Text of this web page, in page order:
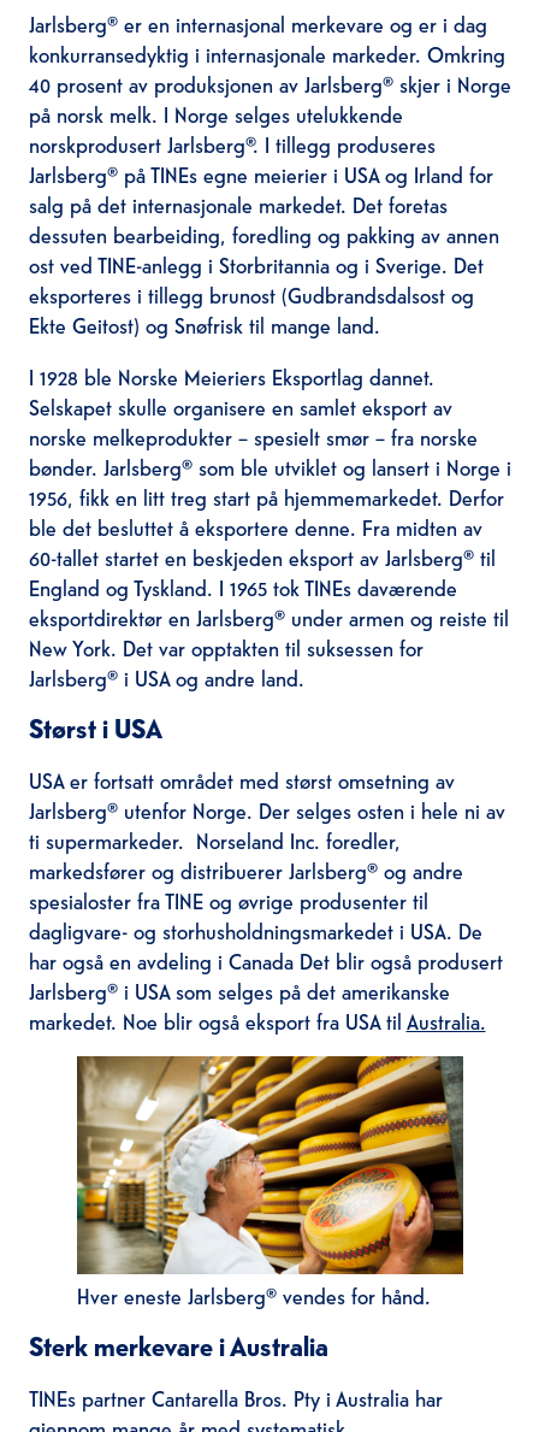
Jarlsberg® er en internasjonal merkevare og er i dag
konkurransedyktig i internasjonale markeder. Omkring
40 prosent av produksjonen av Jarlsberg® skjer i Norge
på norsk melk. I Norge selges utelukkende
norskprodusert Jarlsberg®. I tillegg produseres
Jarlsberg® på TINEs egne meierier i USA og Irland for
salg på det internasjonale markedet. Det foretas
dessuten bearbeiding, foredling og pakking av annen
ost ved TINE-anlegg i Storbritannia og i Sverige. Det
eksporteres i tillegg brunost (Gudbrandsdalsost og
Ekte Geitost) og Snøfrisk til mange land.
I 1928 ble Norske Meieriers Eksportlag dannet.
Selskapet skulle organisere en samlet eksport av
norske melkeprodukter – spesielt smør – fra norske
bønder. Jarlsberg® som ble utviklet og lansert i Norge i
1956, fikk en litt treg start på hjemmemarkedet. Derfor
ble det besluttet å eksportere denne. Fra midten av
60-tallet startet en beskjeden eksport av Jarlsberg® til
England og Tyskland. I 1965 tok TINEs daværende
eksportdirektør en Jarlsberg® under armen og reiste til
New York. Det var opptakten til suksessen for
Jarlsberg® i USA og andre land.
Størst i USA
USA er fortsatt området med størst omsetning av
Jarlsberg® utenfor Norge. Der selges osten i hele ni av
ti supermarkeder. Norseland Inc. foredler,
markedsfører og distribuerer Jarlsberg® og andre
spesialoster fra TINE og øvrige produsenter til
dagligvare- og storhusholdningsmarkedet i USA. De
har også en avdeling i Canada Det blir også produsert
Jarlsberg® i USA som selges på det amerikanske
markedet. Noe blir også eksport fra USA til Australia.
Hver eneste Jarlsberg® vendes for hånd.
Sterk merkevare i Australia
TINEs partner Cantarella Bros. Pty i Australia har